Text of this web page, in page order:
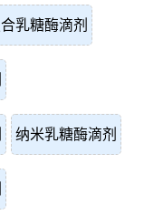
乳糖酶滴剂
纳米乳糖酶滴剂